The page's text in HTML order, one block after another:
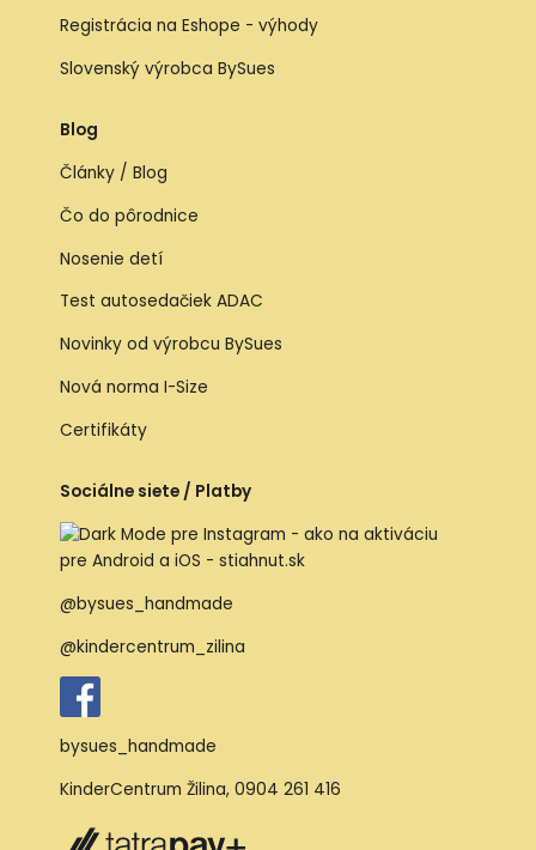
Registrácia na Eshope - výhody
Slovenský výrobca BySues
Blog
Články / Blog
Čo do pôrodnice
Nosenie detí
Test autosedačiek ADAC
Novinky od výrobcu BySues
Nová norma I-Size
Certifikáty
Sociálne siete / Platby
@bysues_handmade
@kindercentrum_zilina
bysues_handmade
KinderCentrum Žilina, 0904 261 416